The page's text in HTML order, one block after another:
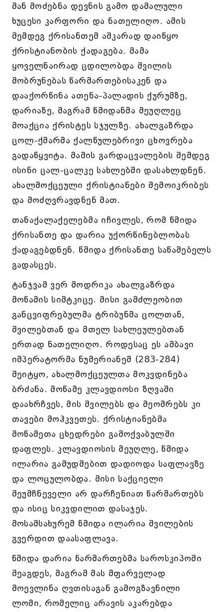
მან მოძებნა დევნის გამო დამალული
ხუცესი კარფორი და ნათელიღო. ამის
შემდეგ ქრისანთემ აშკარად დაიწყო
ქრისტიანობის ქადაგება. მამა
ყოველნაირად ცდილობდა შვილის
მობრუნებას წარმართებისაკენ და
დააქორწინა ათენა-პალადის ქურუმზე,
დარიაზე, მაგრამ წმიდანმა მეუღლეც
მოაქცია ქრისტეს სჯულზე. ახალგაზრდა
ცოლ-ქმარმა ქალწულებრივი ცხოვრება
გადაწყვიტა. მამის გარდაცვალების შემდეგ
ისინი ცალ-ცალკე სახლებში დასახლდნენ.
ახალმოქცეული ქრისტიანები შემოიკრიბეს
და მოძღვრავდნენ მათ.
თანაქალაქელებმა იჩივლეს, რომ წმიდა
ქრისანთე და დარია უქორწინებლობას
ქადაგებდნენ. წმიდა ქრისანთე საწამებელს
გადასცეს.
ტანჯვამ ვერ მოდრიკა ახალგაზრდა
მოწამის სიმტკიცე. მისი გამძლეობით
განცვიფრებულმა ტრიბუნმა ცოლთან,
შვილებთან და მთელ სახლეულებთან
ერთად ნათელიღო. როდესაც ეს ამბავი
იმპერატორმა ნუმერიანემ (283-284)
შეიტყო, ახალმოქცეულთა მოკვდინება
ბრძანა. მოწამე კლავდიოსი ზღვაში
დაახრჩვეს, მის შვილებს და მეომრებს კი
თავები მოჰკვეთეს. ქრისტიანებმა
მოწამეთა ცხედრები გამოქვაბულში
დაფლეს. კლავდიოსის მეუღლე, წმიდა
ილარია გამუდმებით დადიოდა საფლავზე
და ლოცულობდა. მისი საქციელი
შეუმჩნეველი არ დარჩენიათ წარმართებს
და ისიც სიკვდილით დასაჯეს.
მოსამსახურემ წმიდა ილარია შვილების
გვერდით დაასაფლავა.
წმიდა დარია წარმართებმა საროსკიპოში
შეაგდეს, მაგრამ მას მფარველად
მოევლინა ღვთისაგან გამოგზავნილი
ლომი, რომელიც არავის აკარებდა